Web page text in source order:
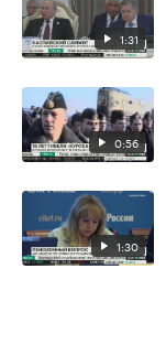
1:31
0:56
1:30